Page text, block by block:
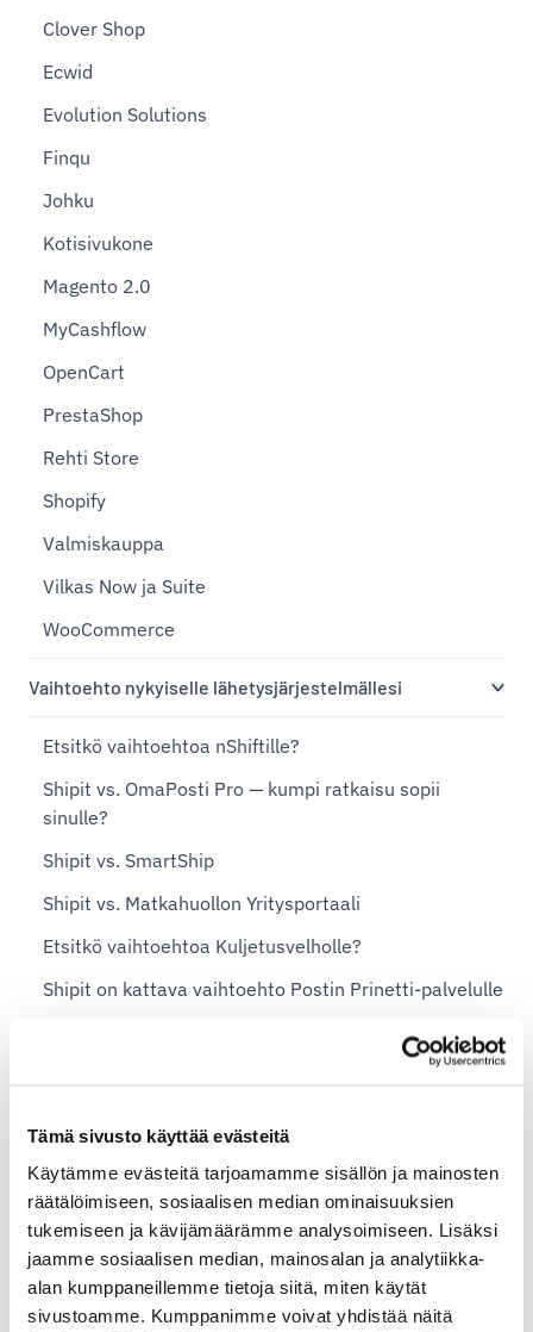
Tämä sivusto käyttää evästeitä
Käytämme evästeitä tarjoamamme sisällön ja mainosten
räätälöimiseen, sosiaalisen median ominaisuuksien
tukemiseen ja kävijämäärämme analysoimiseen. Lisäksi
jaamme sosiaalisen median, mainosalan ja analytiikka-
alan kumppaneillemme tietoja siitä, miten käytät
sivustoamme. Kumppanimme voivat yhdistää näitä
Clover Shop
Ecwid
Evolution Solutions
Finqu
Johku
Kotisivukone
Magento 2.0
MyCashflow
OpenCart
PrestaShop
Rehti Store
Shopify
Valmiskauppa
Vilkas Now ja Suite
WooCommerce
Vaihtoehto nykyiselle lähetysjärjestelmällesi
Etsitkö vaihtoehtoa nShiftille?
Shipit vs. OmaPosti Pro — kumpi ratkaisu sopii
sinulle?
Shipit vs. SmartShip
Shipit vs. Matkahuollon Yritysportaali
Etsitkö vaihtoehtoa Kuljetusvelholle?
Shipit on kattava vaihtoehto Postin Prinetti-palvelulle
Shipit on helppokäyttöinen vaihtoehto poistuvan
Shipit Delivery Checkout – yleiset asennusohjeet
Lisäpalvelut Shipit Delivery Checkoutiin
Shipit Delivery Checkout – asennuspalvelu
Shipit Delivery Checkout Shopify Basic -tasolla